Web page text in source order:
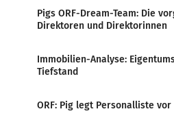
Pigs ORF-Dream-Team: Die
Direktoren und Direktorinnen
Immobilien-Analyse:
Tiefstand
ORF: Pig legt Personalliste vor